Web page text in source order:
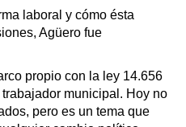
laboral y cómo ésta
Agüero fue
propio con la ley 14.656
municipal. Hoy no
pero es un tema que